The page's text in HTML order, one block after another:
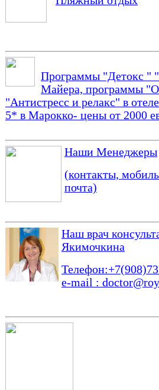
Программы "Детокс "
Майера, программы
"Антистресс и релакс" в
5* в Марокко- цены от 2000
Наши Менеджеры
(контакты,
почта)
Наш врач
Якимочкина
e-mail :